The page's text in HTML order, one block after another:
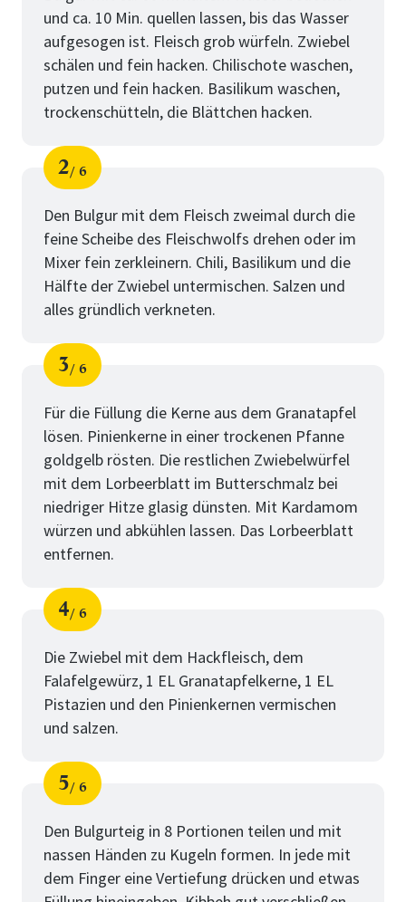
und ca. 10 Min. quellen lassen, bis das Wasser
aufgesogen ist. Fleisch grob würfeln. Zwiebel
schälen und fein hacken. Chilischote waschen,
putzen und fein hacken. Basilikum waschen,
trockenschütteln, die Blättchen hacken.
Schritt
2
von
6
Den Bulgur mit dem Fleisch zweimal durch die
feine Scheibe des Fleischwolfs drehen oder im
Mixer fein zerkleinern. Chili, Basilikum und die
Hälfte der Zwiebel untermischen. Salzen und
alles gründlich verkneten.
Schritt
3
von
6
Für die Füllung die Kerne aus dem Granatapfel
lösen. Pinienkerne in einer trockenen Pfanne
goldgelb rösten. Die restlichen Zwiebelwürfel
mit dem Lorbeerblatt im Butterschmalz bei
niedriger Hitze glasig dünsten. Mit Kardamom
würzen und abkühlen lassen. Das Lorbeerblatt
entfernen.
Schritt
4
von
6
Die Zwiebel mit dem Hackfleisch, dem
Falafelgewürz, 1 EL Granatapfelkerne, 1 EL
Pistazien und den Pinienkernen vermischen
und salzen.
Schritt
5
von
6
Den Bulgurteig in 8 Portionen teilen und mit
nassen Händen zu Kugeln formen. In jede mit
dem Finger eine Vertiefung drücken und etwas